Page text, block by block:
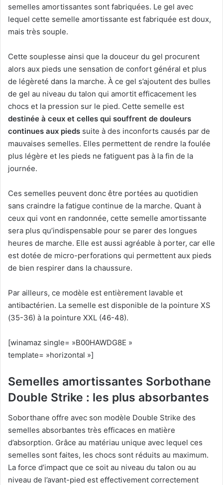
semelles amortissantes sont fabriquées. Le gel avec
lequel cette semelle amortissante est fabriquée est doux,
mais très souple.
Cette souplesse ainsi que la douceur du gel procurent
alors aux pieds une sensation de confort général et plus
de légèreté dans la marche. À ce gel s’ajoutent des bulles
de gel au niveau du talon qui amortit efficacement les
chocs et la pression sur le pied. Cette semelle est
destinée à ceux et celles qui souffrent de douleurs
continues aux pieds suite à des inconforts causés par de
mauvaises semelles. Elles permettent de rendre la foulée
plus légère et les pieds ne fatiguent pas à la fin de la
journée.
Ces semelles peuvent donc être portées au quotidien
sans craindre la fatigue continue de la marche. Quant à
ceux qui vont en randonnée, cette semelle amortissante
sera plus qu’indispensable pour se parer des longues
heures de marche. Elle est aussi agréable à porter, car elle
est dotée de micro-perforations qui permettent aux pieds
de bien respirer dans la chaussure.
Par ailleurs, ce modèle est entièrement lavable et
antibactérien. La semelle est disponible de la pointure XS
(35-36) à la pointure XXL (46-48).
[winamaz single= »B00HAWDG8E »
template= »horizontal »]
Semelles amortissantes Sorbothane
Double Strike : les plus absorbantes
Soborthane offre avec son modèle Double Strike des
semelles absorbantes très efficaces en matière
d’absorption. Grâce au matériau unique avec lequel ces
semelles sont faites, les chocs sont réduits au maximum.
La force d’impact que ce soit au niveau du talon ou au
niveau de l’avant-pied est effectivement correctement